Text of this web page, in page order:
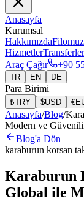
Anasayfa
Kurumsal
HakkımızdaFilomuz
HizmetlerTransferler
Araç Çağır
+90
TR EN DE
Para Birimi
₺TRY $USD €
Anasayfa/Blog/
Modern ve
Blog'a Dön
karaburun korsan
Karaburun
Global ile